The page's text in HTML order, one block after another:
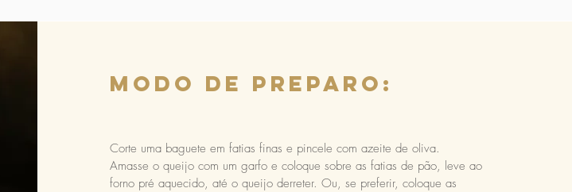
modo de preparo:
Corte uma baguete em fatias finas e pincele com azeite de oliva.
Amasse o queijo com um garfo e coloque sobre as fatias de pão, leve ao
forno pré aquecido, até o queijo derreter. Ou, se preferir, coloque as